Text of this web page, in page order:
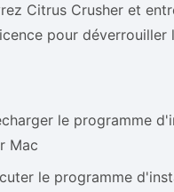
Citrus Crusher et
pour déverrouiller
le programme
Mac
le programme